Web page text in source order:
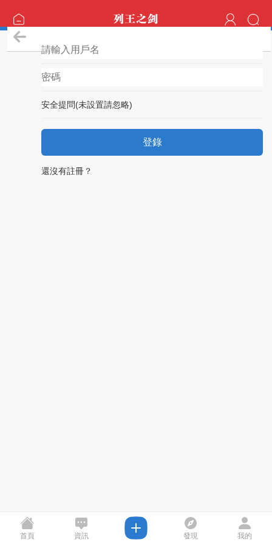
安全提問(未設置請忽略)
登錄
還沒有註冊？
首頁 資訊 發現 我的